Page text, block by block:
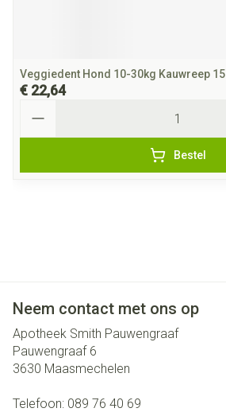
Veggiedent Hond 10-30kg Kauwreep 15
€ 22,64
Bestel
Neem contact met ons op
Apotheek Smith Pauwengraaf
Pauwengraaf 6
3630 Maasmechelen
Telefoon: 089 76 40 69